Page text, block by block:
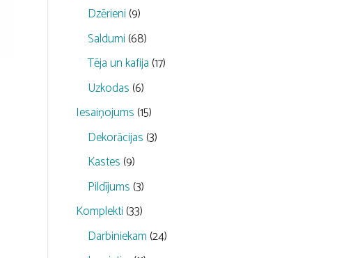
Dzērieni (9)
Saldumi (68)
Tēja un kafija (17)
Uzkodas (6)
Iesaiņojums (15)
Dekorācijas (3)
Kastes (9)
Pildījums (3)
Komplekti (33)
Darbiniekam (24)